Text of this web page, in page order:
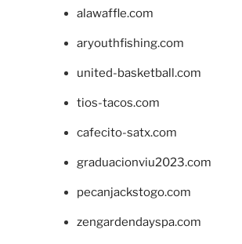
alawaffle.com
aryouthfishing.com
united-basketball.com
tios-tacos.com
cafecito-satx.com
graduacionviu2023.com
pecanjackstogo.com
zengardendayspa.com